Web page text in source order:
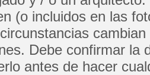
(o incluidos en las
Debe confirmar la
antes de hacer